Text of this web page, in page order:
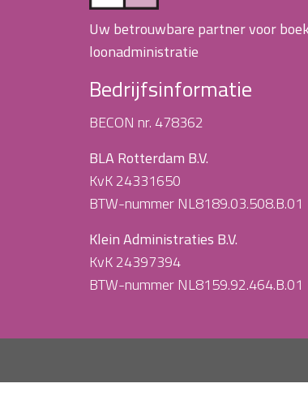
Uw betrouwbare partner voor
loonadministratie
Bedrijfsinformatie
BECON nr. 478362
BLA Rotterdam B.V.
KvK 24331650
BTW-nummer NL8189.03.508.B.01
Klein Administraties B.V.
KvK 24397394
BTW-nummer NL8159.92.464.B.01